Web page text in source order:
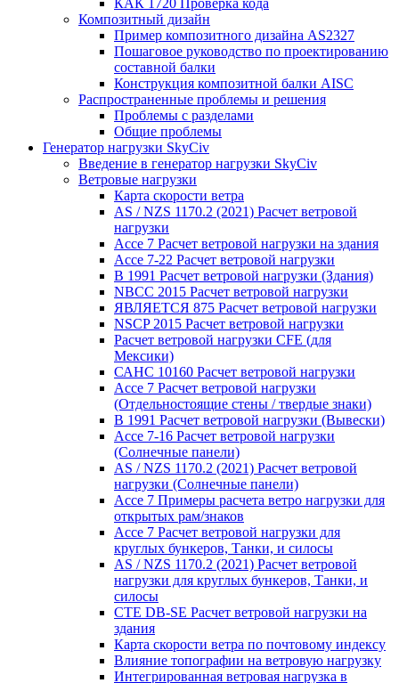
КАК 1720 Проверка кода
Композитный дизайн
Пример композитного дизайна AS2327
Пошаговое руководство по проектированию
составной балки
Конструкция композитной балки AISC
Распространенные проблемы и решения
Проблемы с разделами
Общие проблемы
Генератор нагрузки SkyCiv
Введение в генератор нагрузки SkyCiv
Ветровые нагрузки
Карта скорости ветра
AS / NZS 1170.2 (2021) Расчет ветровой
нагрузки
Ассе 7 Расчет ветровой нагрузки на здания
Ассе 7-22 Расчет ветровой нагрузки
В 1991 Расчет ветровой нагрузки (Здания)
NBCC 2015 Расчет ветровой нагрузки
ЯВЛЯЕТСЯ 875 Расчет ветровой нагрузки
NSCP 2015 Расчет ветровой нагрузки
Расчет ветровой нагрузки CFE (для
Мексики)
САНС 10160 Расчет ветровой нагрузки
Ассе 7 Расчет ветровой нагрузки
(Отдельностоящие стены / твердые знаки)
В 1991 Расчет ветровой нагрузки (Вывески)
Ассе 7-16 Расчет ветровой нагрузки
(Солнечные панели)
AS / NZS 1170.2 (2021) Расчет ветровой
нагрузки (Солнечные панели)
Ассе 7 Примеры расчета ветро нагрузки для
открытых рам/знаков
Ассе 7 Расчет ветровой нагрузки для
круглых бункеров, Танки, и силосы
AS / NZS 1170.2 (2021) Расчет ветровой
нагрузки для круглых бункеров, Танки, и
силосы
CTE DB-SE Расчет ветровой нагрузки на
здания
Карта скорости ветра по почтовому индексу
Влияние топографии на ветровую нагрузку
Интегрированная ветровая нагрузка в